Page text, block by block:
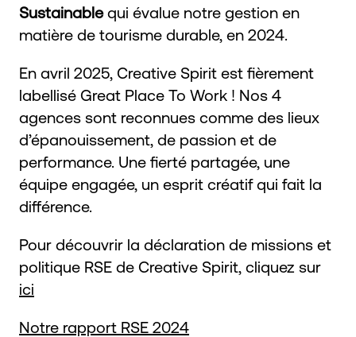
Sustainablequi évalue notre gestion en
matière de tourisme durable, en 2024.
En avril 2025, Creative Spirit est fièrement
labellisé Great Place To Work ! Nos 4
agences sont reconnues comme des lieux
d’épanouissement, de passion et de
performance. Une fierté partagée, une
équipe engagée, un esprit créatif qui fait la
différence.
Pour découvrir la déclaration de missions et
politique RSE de Creative Spirit, cliquez sur
ici
Notre rapport RSE 2024